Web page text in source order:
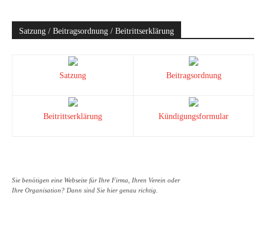
Satzung / Beitragsordnung / Beitrittserklärung
Satzung Beitragsordnung
Beitrittserklärung Kündigungsformular
Sie benötigen eine Webseite für Ihre Firma, Ihren Verein oder
Ihre Organisation? Dann sind Sie hier genau richtig.